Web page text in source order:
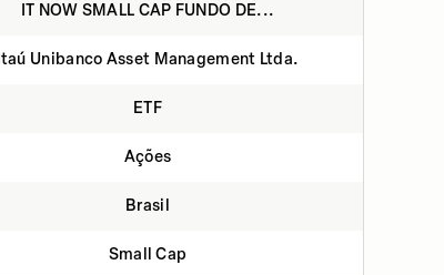
IT NOW SMALL CAP FUNDO DE...
Itaú Unibanco Asset Management Ltda.
ETF
Ações
Brasil
Small Cap